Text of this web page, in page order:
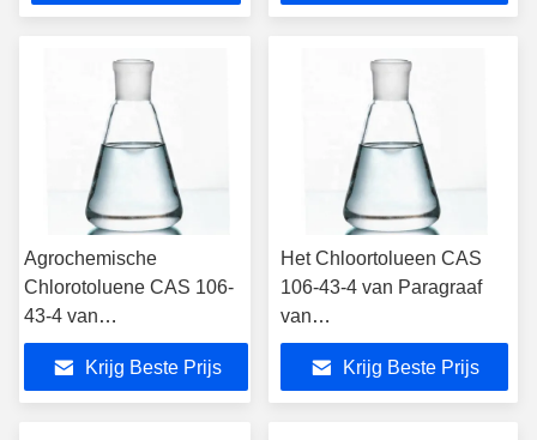
Agrochemische
Chlorotoluene CAS 106-
43-4 van
Tussenpersonenparagraaf
Krijg Beste Prijs
Het Chloortolueen CAS
106-43-4 van Paragraaf
van
verfstoftussenpersonen
Krijg Beste Prijs